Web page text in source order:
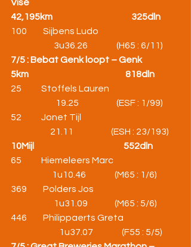
Visé
42,195km                                            325dln
100         Sijbens Ludo
                        3u36.26                (H65 : 6/11)
7/5 : Bebat Genk loopt – Genk
5km                                                      818dln
25           Stoffels Lauren
                         19.25                     (ESF : 1/99)
52           Jonet Tijl
                      21.11                     (ESH : 23/193)
10Mijl                                                  552dln
65           Hiemeleers Marc
                       1u10.46                (M65 : 1/6)
369         Polders Jos
                        1u31.09               (M65 : 5/6)
446         Philippaerts Greta
                           1u37.07                (F55 : 5/5)